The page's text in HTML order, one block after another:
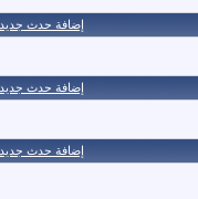
إضافة حدث جديد
إضافة حدث جديد
إضافة حدث جديد